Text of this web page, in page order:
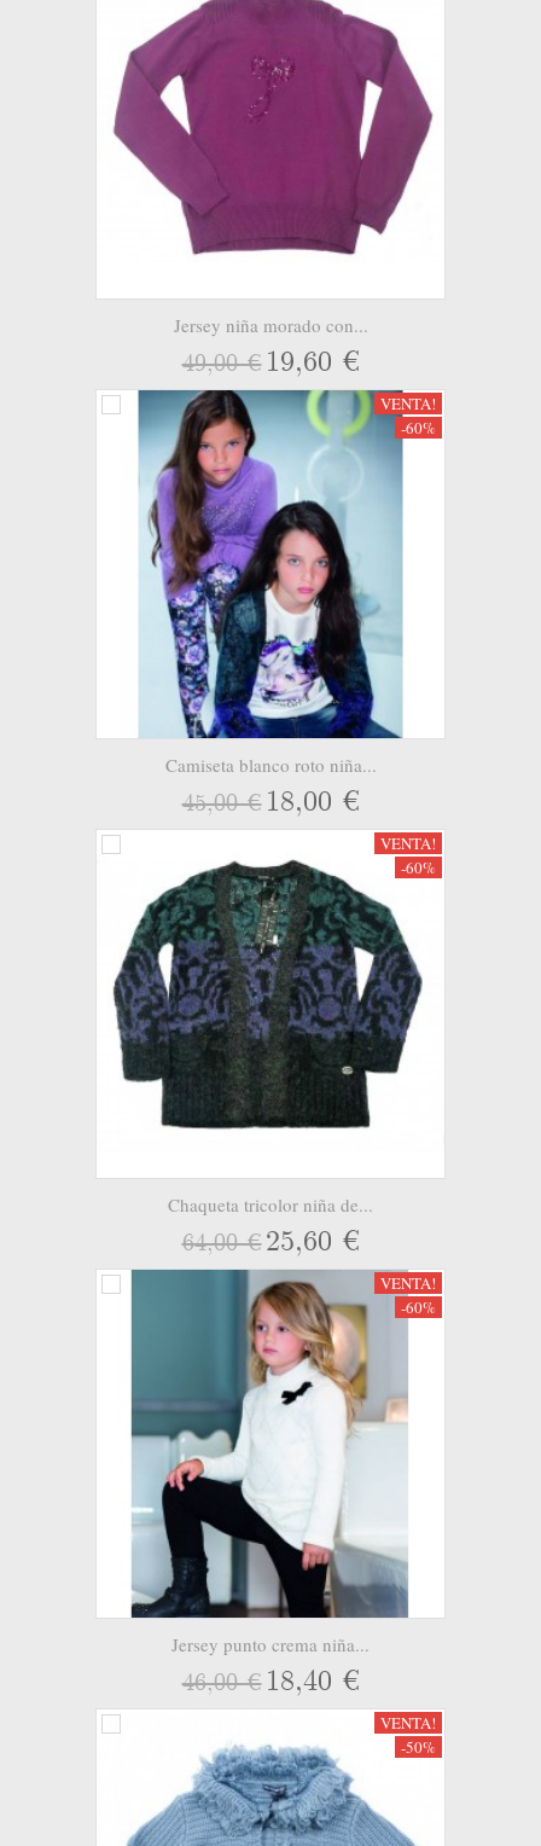
Jersey niña morado con...
49,00 € 19,60 €
VENTA!
-60%
Camiseta blanco roto niña...
45,00 € 18,00 €
VENTA!
-60%
Chaqueta tricolor niña de...
64,00 €25,60 €
VENTA!
-60%
Jersey punto crema niña...
46,00 € 18,40 €
VENTA!
-50%